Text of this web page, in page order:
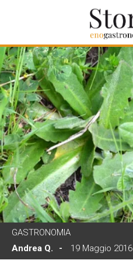
GASTRONOMIA
Andrea Q.
19 Maggio 2016